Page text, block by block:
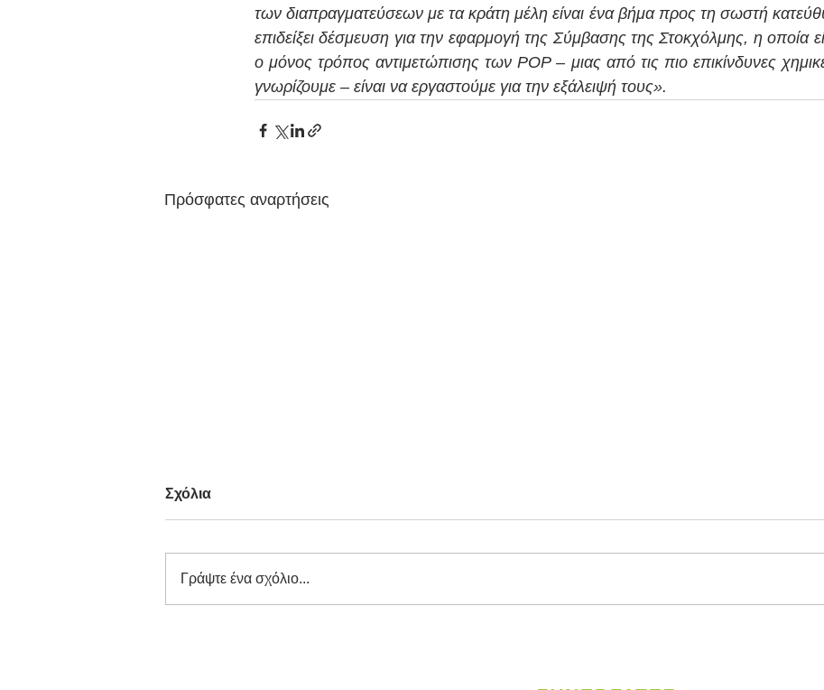
των διαπραγματεύσεων με τα κράτη μέλη είναι ένα βήμα προς τη σωστή
επιδείξει δέσμευση για την εφαρμογή της Σύμβασης της Στοκχόλμης, η οποία
ο μόνος τρόπος αντιμετώπισης των POP – μιας από τις πιο επικίνδυνες
γνωρίζουμε – είναι να εργαστούμε για την εξάλειψή τους».
Πρόσφατες αναρτήσεις
Σχόλια
Γράψτε ένα σχόλιο...